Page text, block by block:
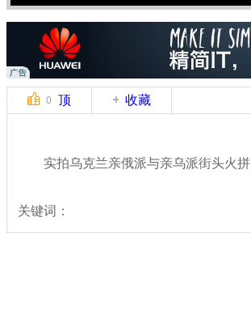
0 顶 收藏
实拍乌克兰亲俄派与亲乌派街头火拼
关键词：